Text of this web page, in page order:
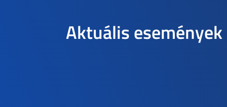
Aktuális események